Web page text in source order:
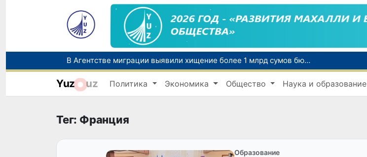
В Агентстве миграции выявили хищение более 1 млрд сумов бюджетных средств
В Узбекистане с начала «Месячника благоустройства и милосердия в махаллях» выявлено около 350 экологических нарушений
В Навоийской области задержан гражданин Казахстана с 2 кг наркотического вещества
В Сырдарьинской области пресечена незаконная рыбная ловля
Yuz uz Политика Экономика Общество Наука и образование
Тег: Франция
Образование